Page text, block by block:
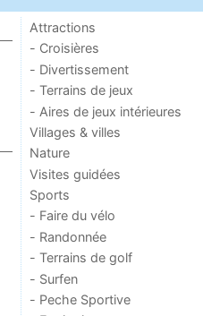
Attractions
- Croisières
- Divertissement
- Terrains de jeux
- Aires de jeux intérieures
Villages & villes
Nature
Visites guidées
Sports
- Faire du vélo
- Randonnée
- Terrains de golf
- Surfen
- Peche Sportive